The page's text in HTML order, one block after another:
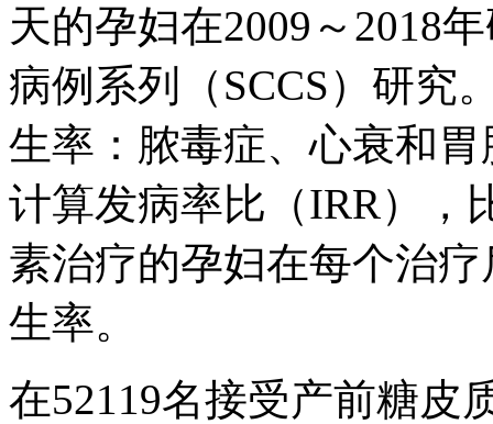
天的孕妇在2009～2018
病例系列（SCCS）研究
生率：脓毒症、心衰和
计算发病率比（IRR），
素治疗的孕妇在每个治
生率。
在52119名接受产前糖皮